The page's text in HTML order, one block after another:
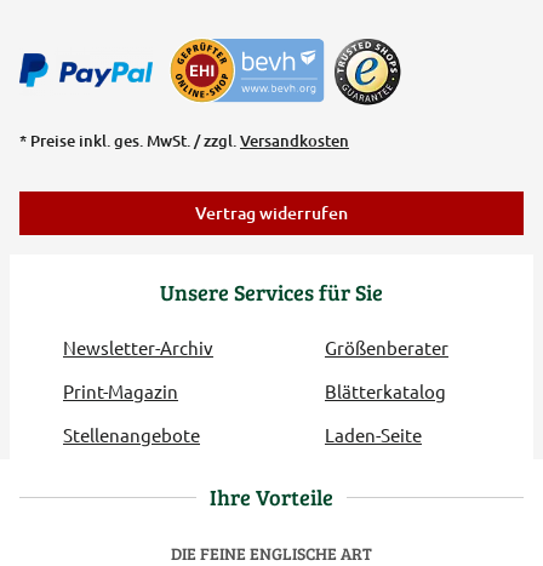
Unsere Services für Sie
Newsletter-Archiv
Größenberater
Print-Magazin
Blätterkatalog
Stellenangebote
Laden-Seite
* Preise inkl. ges. MwSt. / zzgl.Versandkosten
Vertrag widerrufen
Ihre Vorteile
DIE FEINE ENGLISCHE ART